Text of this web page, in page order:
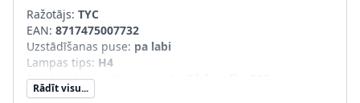
Ražotājs: TYC
EAN: 8717475007732
Uzstādīšanas puse: pa labi
Lampas tips: H4
Ekspluatācijas atļaujas veids
Tr. līdzekļa aprīkojums
Rādīt visu...